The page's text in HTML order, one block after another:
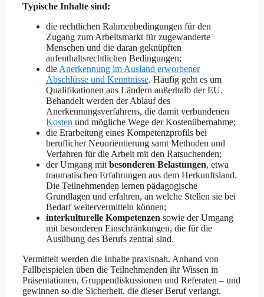
Typische Inhalte sind:
die rechtlichen Rahmenbedingungen für den
Zugang zum Arbeitsmarkt für zugewanderte
Menschen und die daran geknüpften
aufenthaltsrechtlichen Bedingungen;
die Anerkennung im Ausland erworbener
Abschlüsse und Kenntnisse. Häufig geht es um
Qualifikationen aus Ländern außerhalb der EU.
Behandelt werden der Ablauf des
Anerkennungsverfahrens, die damit verbundenen
Kosten und mögliche Wege der Kostenübernahme;
die Erarbeitung eines Kompetenzprofils bei
beruflicher Neuorientierung samt Methoden und
Verfahren für die Arbeit mit den Ratsuchenden;
der Umgang mit besonderen Belastungen, etwa
traumatischen Erfahrungen aus dem Herkunftsland.
Die Teilnehmenden lernen pädagogische
Grundlagen und erfahren, an welche Stellen sie bei
Bedarf weitervermitteln können;
interkulturelle Kompetenzen sowie der Umgang
mit besonderen Einschränkungen, die für die
Ausübung des Berufs zentral sind.
Vermittelt werden die Inhalte praxisnah. Anhand von
Fallbeispielen üben die Teilnehmenden ihr Wissen in
Präsentationen, Gruppendiskussionen und Referaten – und
gewinnen so die Sicherheit, die dieser Beruf verlangt.